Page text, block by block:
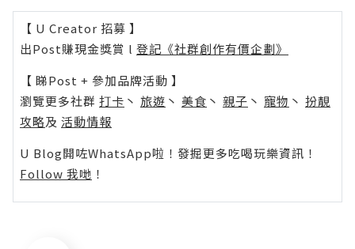
【 U Creator 招募 】
出Post賺現金獎賞 l 登記《社群創作有價企劃》
【 睇Post + 參加品牌活動 】
瀏覽更多社群 打卡 丶 旅遊 丶 美食 丶 親子 丶 寵物 丶 扮靚
攻略及 活動情報
U Blog開咗WhatsApp啦！發掘更多吃喝玩樂資訊！
Follow 我哋 ！